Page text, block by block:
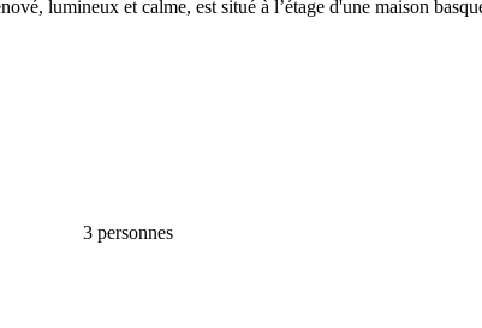
lumineux et calme, est situé à l’étage d'une maison
3 personnes